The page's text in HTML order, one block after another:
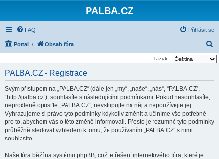
PALBA.CZ
FAQ Přihlásit se
Portal Obsah fóra
l
Jazyk:
PALBA.CZ - Registrace
Svým přístupem na „PALBA.CZ“ (dále jen „my“, „naše“, „nás“, “PALBA.CZ”,
“http://palba.cz”), souhlasíte s následujícími podmínkami. Pokud nesouhlasíte,
neprodleně opusťte „PALBA.CZ“, nevstupujte na něj a nepoužívejte jej.
Vyhrazujeme si právo tyto podmínky kdykoliv změnit a učiníme vše potřebné
pro to, abychom vás o této změně informovali. Přesto je rozumné tyto podmínky
průběžně sledovat vzhledem k tomu, že používáním „PALBA.CZ“ s nimi
souhlasíte.
Naše fóra běží na systému phpBB, což je řešení internetového fóra, které je